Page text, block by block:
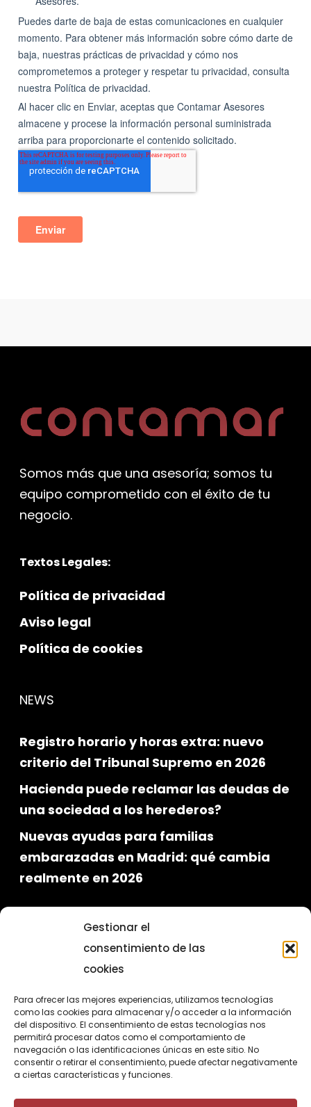
Gestionar el
consentimiento de las
cookies
Para ofrecer las mejores experiencias, utilizamos tecnologías
como las cookies para almacenar y/o acceder a la información
del dispositivo. El consentimiento de estas tecnologías nos
permitirá procesar datos como el comportamiento de
navegación o las identificaciones únicas en este sitio. No
consentir o retirar el consentimiento, puede afectar negativamente
a ciertas características y funciones.
Somos más que una asesoría; somos tu
equipo comprometido con el éxito de tu
negocio.
Textos Legales:
Política de privacidad
Aviso legal
Política de cookies
NEWS
Registro horario y horas extra: nuevo
criterio del Tribunal Supremo en 2026
Hacienda puede reclamar las deudas de
una sociedad a los herederos?
Nuevas ayudas para familias
embarazadas en Madrid: qué cambia
realmente en 2026
Programa para el fomento de la
contratación en el ámbito de la